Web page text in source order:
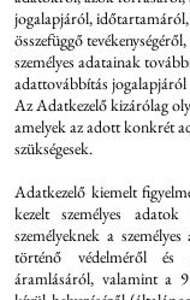
jogalapjáról, időtartamáról,
összefüggő
személyes adatainak
adattovábbítás jogalapjáról
Az Adatkezelő kizárólag
amelyek az adott konkrét
szükségesek.
Adatkezelő kiemelt
kezelt személyes adatok
személyeknek a
történő védelméről
áramlásáról, valamint a